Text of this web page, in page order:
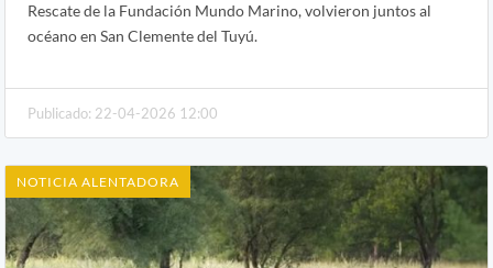
Rescate de la Fundación Mundo Marino, volvieron juntos al
océano en San Clemente del Tuyú.
Publicado: 22-04-2026 12:00
NOTICIA ALENTADORA